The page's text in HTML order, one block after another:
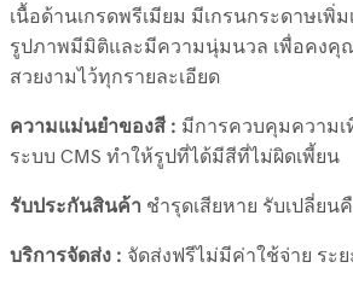
เนื้อด้านเกรดพรีเมียม มีเกรนกระดาษเพิ่
รูปภาพมีมิติและมีความนุ่มนวล เพื่อคงคุ
สวยงามไว้ทุกรายละเอียด
ความแม่นยำของสี : มีการควบคุมความเ
ระบบ CMS ทำให้รูปที่ได้มีสีที่ไม่ผิดเพี้ยน
รับประกันสินค้า ชำรุดเสียหาย รับเปลี่ย
บริการจัดส่ง : จัดส่งฟรีไม่มีค่าใช้จ่าย ระย